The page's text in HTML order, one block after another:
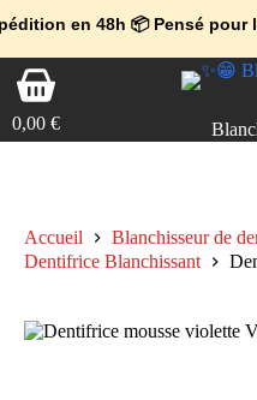
48h 📦 Pensé pour les
🔥 Déjà adopté par les pros
💼 Offres réservées aux
PasserPanier
d’achat
0,00 €
Accueil
Blanchisseur de
Dentifrice Blanchissant